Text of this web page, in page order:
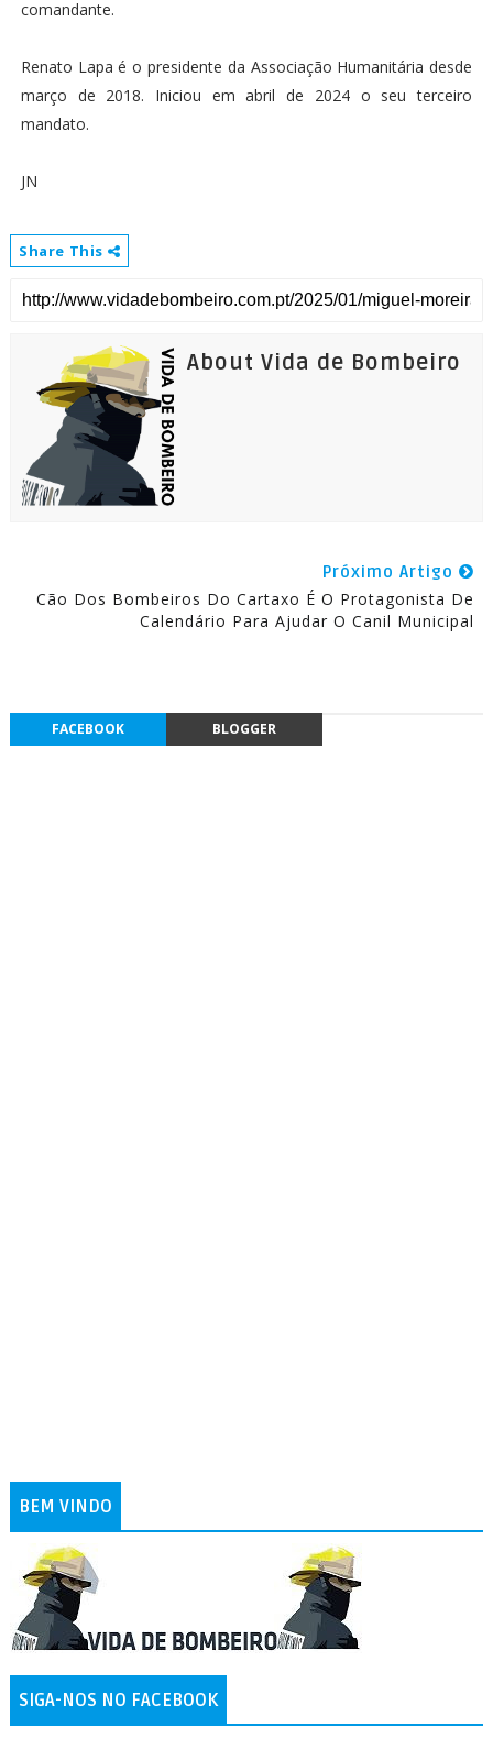
comandante.
Renato Lapa é o presidente da Associação Humanitária desde
março de 2018. Iniciou em abril de 2024 o seu terceiro
mandato.
JN
Share This
About Vida de Bombeiro
Próximo Artigo
Cão Dos Bombeiros Do Cartaxo É O Protagonista De
Calendário Para Ajudar O Canil Municipal
FACEBOOK BLOGGER
BEM VINDO
SIGA-NOS NO FACEBOOK